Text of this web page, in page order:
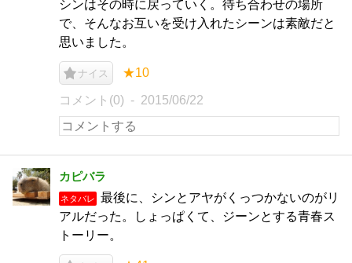
シンはその時に戻っていく。待ち合わせの場所
で、そんなお互いを受け入れたシーンは素敵だと
思いました。
ナイス ★10
コメント(0) 2015/06/22
カピバラ
ネタバレ
最後に、シンとアヤがくっつかないのがリ
アルだった。しょっぱくて、ジーンとする青春ス
トーリー。